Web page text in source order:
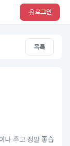
로그인
목록
나 주고 정말 좋습